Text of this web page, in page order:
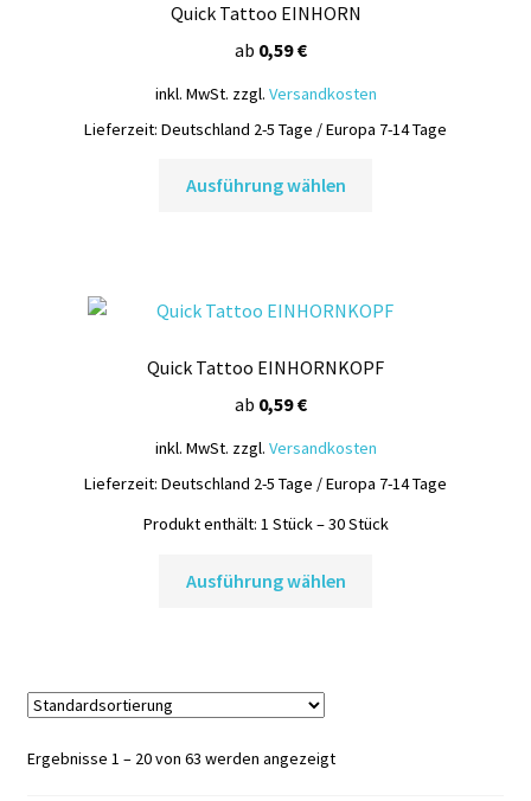
der
Produktseite
Quick Tattoo EINHORN
ab 0,59€
inkl. MwSt. zzgl. Versandkosten
Lieferzeit: Deutschland 2-5 Tage / Europa 7-14 Tage
Ausführung wählen
auf.
Optionen
der
Produktseite
gewählt
Quick Tattoo EINHORNKOPF
ab 0,59€
inkl. MwSt. zzgl. Versandkosten
Lieferzeit: Deutschland 2-5 Tage / Europa 7-14 Tage
Produkt enthält: 1 Stück– 30Stück
Ausführung wählen
Ergebnisse 1 – 20 von 63 werden angezeigt